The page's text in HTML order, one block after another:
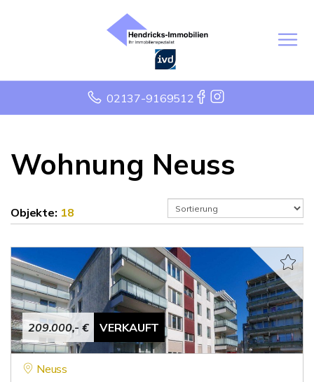
02137-9169512
Wohnung Neuss
Objekte: 18
209.000,- € VERKAUFT
Neuss